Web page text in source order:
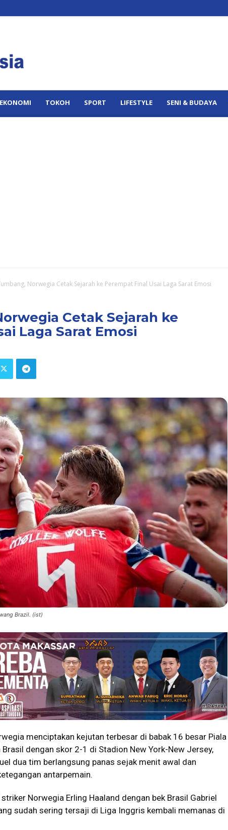
EKONOMI TOKOH SPORT LIFESTYLE SENI & BUDAYA
Norwegia Cetak Sejarah ke Perempat Final Usai Laga Sarat Emosi
Cetak Sejarah ke
Laga Sarat Emosi
Brazil. (ist)
menciptakan kejutan terbesar di babak 16 besar Piala
dengan skor 2-1 di Stadion New York-New Jersey,
dua tim berlangsung panas sejak menit awal dan
antarpemain.
Norwegia Erling Haaland dengan bek Brasil Gabriel
sudah sering tersaji di Liga Inggris kembali memanas di